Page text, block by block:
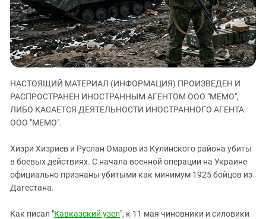
ЗАСТАВЛЯЕТ
КАВКАЗ ЗА ПАЛЕСТИНУ
ИНАКОМЫСЛИЕ В ЧЕЧНЕ
ПРЕСЛЕДОВАНИЕ АКТИВИСТОВ
МОБИЛИЗАЦИЯ И ПРОТЕСТЫ
Дагестан
Ингушетия
Кабардино-Балкария
Калмыкия
Карачаево-Черкесия
Краснодарский край
Нагорный Карабах
Ростовская область
Северная Осетия - Алания
СКФО
Ставропольский край
НАСТОЯЩИЙ МАТЕРИАЛ (ИНФОРМАЦИЯ) ПРОИЗВЕДЕН И
РАСПРОСТРАНЕН ИНОСТРАННЫМ АГЕНТОМ ООО "МЕМО",
ЛИБО КАСАЕТСЯ ДЕЯТЕЛЬНОСТИ ИНОСТРАННОГО АГЕНТА
ООО "МЕМО".
Хизри Хизриев и Руслан Омаров из Кулинского района убиты
в боевых действиях. С начала военной операции на Украине
официально признаны убитыми как минимум 1925 бойцов из
Дагестана.
Как писал "Кавказский узел", к 11 мая чиновники и силовики